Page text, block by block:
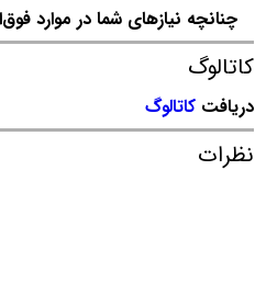
چنانچه نیازهای شما در موارد
کاتالوگ
دریافت کاتالوگ
نظرات